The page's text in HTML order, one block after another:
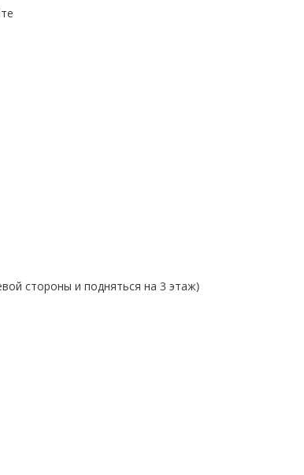
стороны и подняться на 3 этаж)